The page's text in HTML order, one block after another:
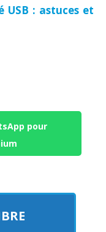
USB : astuces et
pour